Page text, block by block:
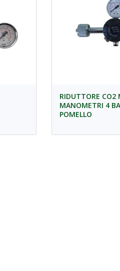
RIDUTTORE CO2
MANOMETRI 4
POMELLO